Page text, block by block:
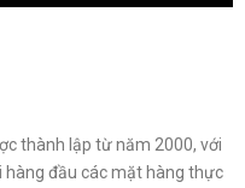
thành lập từ năm 2000, với
đầu các mặt hàng thực